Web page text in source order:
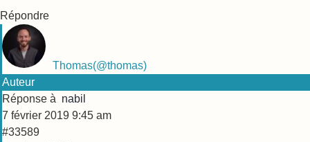
Répondre
Thomas(@thomas)
Auteur
Réponse à nabil
7 février 2019 9:45 am
#33589